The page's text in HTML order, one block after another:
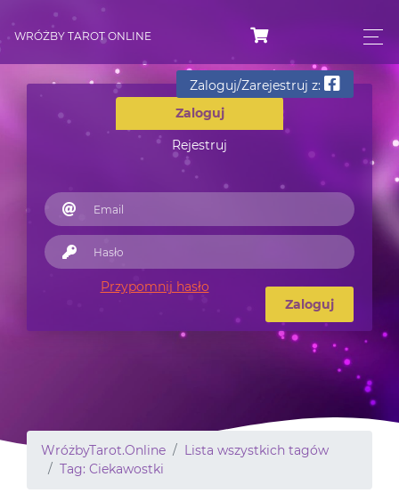
WRÓŻBY TAROT ONLINE
Zaloguj
Rejestruj
Zaloguj/Zarejestruj z:
Przypomnij hasło
Zaloguj
WróżbyTarot.Online
Lista wszystkich tagów
Tag: Ciekawostki